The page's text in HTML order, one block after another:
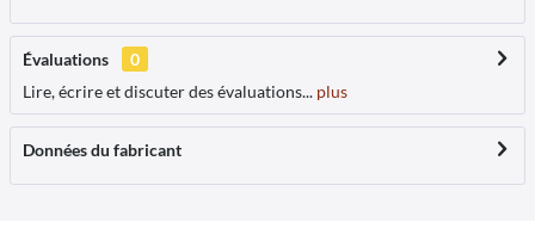
Évaluations
0
Lire, écrire et discuter des évaluations... plus
Données du fabricant